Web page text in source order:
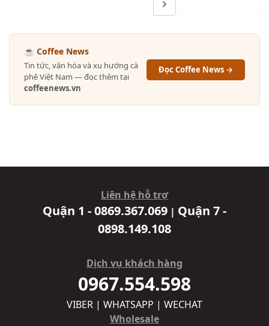
☕ Coffee News
Tin tức, văn hóa và xu hướng cà
phê Việt Nam — đọc thêm tại
coffeenews.vn
Đọc Coffee News →
Liên hệ hỗ trợ
Quận 1 - 0869.367.069 | Quận 7 -
0898.149.108
Dịch vụ khách hàng
0967.554.598
VIBER | WHATSAPP | WECHAT
Wholesale